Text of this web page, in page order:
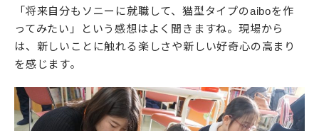
「将来自分もソニーに就職して、猫型タイプのaiboを作
ってみたい」という感想はよく聞きますね。現場から
は、新しいことに触れる楽しさや新しい好奇心の高まり
を感じます。